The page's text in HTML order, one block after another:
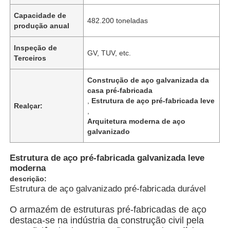
Casa
Produtos
Vídeos
Capacidade de
produção anual
482.200 toneladas
Inspeção de
Terceiros
GV, TUV, etc.
Realçar:
Construção de aço galvanizada da
casa pré-fabricada
Estrutura de aço pré-fabricada leve
Arquitetura moderna de aço
galvanizado
Estrutura de aço pré-fabricada galvanizada leve
moderna
descrição:
Estrutura de aço galvanizado pré-fabricada durável
O armazém de estruturas pré-fabricadas de aço
destaca-se na indústria da construção civil pela